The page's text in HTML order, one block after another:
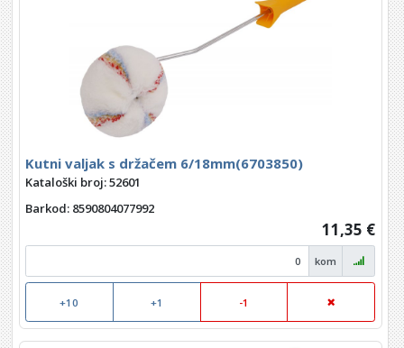
Kutni valjak s držačem 6/18mm(6703850)
Kataloški broj: 52601
Barkod: 8590804077992
11,35 €
kom
+10 +1 -1